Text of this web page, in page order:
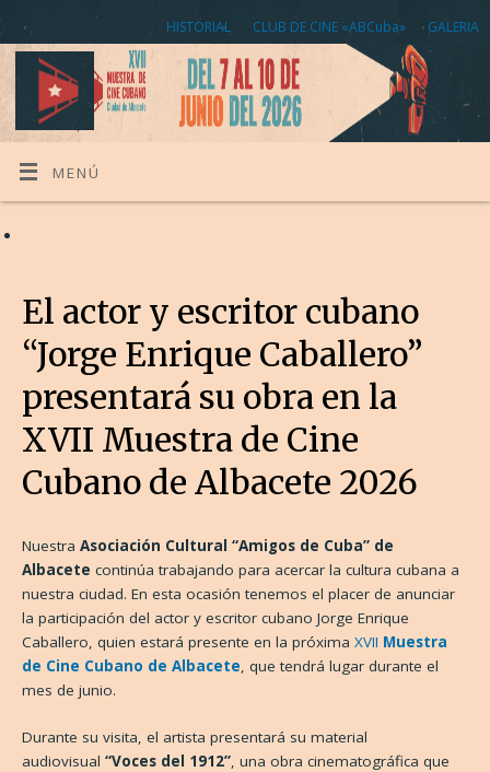
HISTORIAL CLUB DE CINE «ABCuba» GALERIA
MENÚ
El actor y escritor cubano
“Jorge Enrique Caballero”
presentará su obra en la
XVII Muestra de Cine
Cubano de Albacete 2026
NuestraAsociación Cultural “Amigos de Cuba” de
Albacete continúa trabajando para acercar la cultura cubana a
nuestra ciudad. En esta ocasión tenemos el placer de anunciar
la participación del actor y escritor cubano Jorge Enrique
Caballero, quien estará presente en la próximaXVII Muestra
de Cine Cubano de Albacete, que tendrá lugar durante el
mes de junio.
Durante su visita, el artista presentará su material
audiovisual“Voces del 1912” , una obra cinematográfica que